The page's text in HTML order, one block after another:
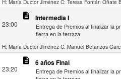
H: María Ductor Jiménez C: Teresa Fontán Oñate
23:00
description Intermedia I
Entrega de Premios al finalizar la
tierra en la terraza
H: María Ductor Jiménez C: Manuel Betanzos
23:20
description 6 años Final
Entrega de Premios al finalizar la